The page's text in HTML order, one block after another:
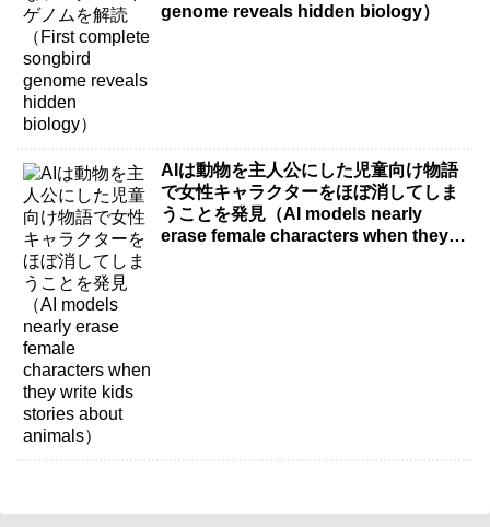
genome reveals hidden biology）
AIは動物を主人公にした児童向け物語
で女性キャラクターをほぼ消してしま
うことを発見（AI models nearly
erase female characters when they